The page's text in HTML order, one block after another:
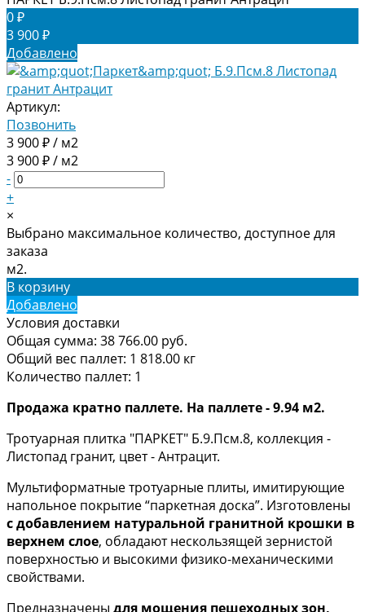
0 ₽
3 900 ₽
Добавлено
Артикул:
Позвонить
3 900 ₽ / м2
3 900 ₽ / м2
-
+
×
Выбрано максимальное количество, доступное для
заказа
м2.
В корзину
Добавлено
Условия доставки
Общая сумма: 38 766.00 руб.
Общий вес паллет: 1 818.00 кг
Количество паллет: 1
Продажа кратно паллете. На паллете - 9.94 м2.
Тротуарная плитка "ПАРКЕТ" Б.9.Псм.8, коллекция -
Листопад гранит, цвет - Антрацит.
Мультиформатные тротуарные плиты, имитирующие
напольное покрытие “паркетная доска”. Изготовлены
с добавлением натуральной гранитной крошки в
верхнем слое, обладают нескользящей зернистой
поверхностью и высокими физико-механическими
свойствами.
Предназначены для мощения пешеходных зон,